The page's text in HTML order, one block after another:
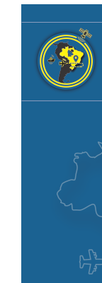
Barra
lateral
de
artigos